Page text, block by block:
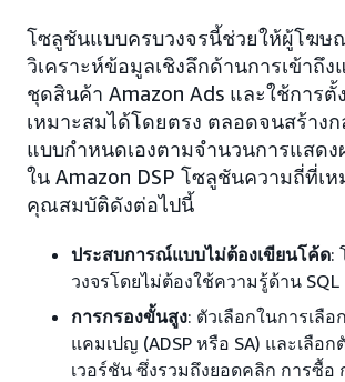
โซลูชันแบบครบวงจรนี้ช่วยให้ผู้โฆษ
วิเคราะห์ข้อมูลเชิงลึกด้านการเข้าถึ
ชุดสินค้า Amazon Ads และใช้การตั้
เหมาะสมได้โดยตรง ตลอดจนสร้างก
แบบกำหนดเองตามจำนวนการแสด
ใน Amazon DSP โซลูชันความถี่ที่เ
คุณสมบัติดังต่อไปนี้
ประสบการณ์แบบไม่ต้องเขียนโค้ด:
วงจรโดยไม่ต้องใช้ความรู้ด้าน SQL
การกรองขั้นสูง: ตัวเลือกในการเลื
แคมเปญ (ADSP หรือ SA) และเลือ
เวอร์ชัน ซึ่งรวมถึงยอดคลิก การซื้อ